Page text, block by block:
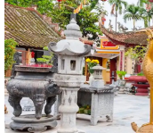
Bộ Chính trị tổ chức hội
tổ chức tổng thể của hệ...
Luật sửa đổi bổ sung
nại, luật tố cáo